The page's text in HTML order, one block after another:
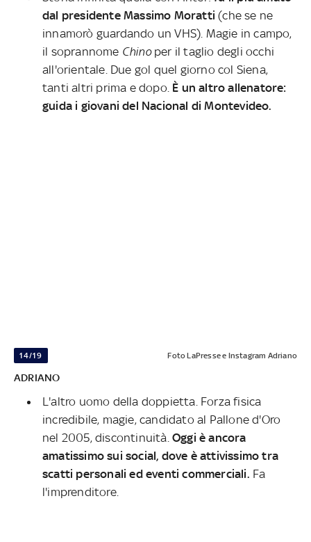
dal presidente Massimo Moratti(che se ne
innamorò guardando un VHS). Magie in campo,
il soprannome Chino per il taglio degli occhi
all'orientale. Due gol quel giorno col Siena,
tanti altri prima e dopo. È un altro allenatore:
guida i giovani del Nacional di Montevideo.
14/19 Foto LaPresse e Instagram Adriano
ADRIANO
L'altro uomo della doppietta. Forza fisica
incredibile, magie, candidato al Pallone d'Oro
nel 2005, discontinuità. Oggi è ancora
amatissimo sui social, dove è attivissimo tra
scatti personali ed eventi commerciali. Fa
l'imprenditore.